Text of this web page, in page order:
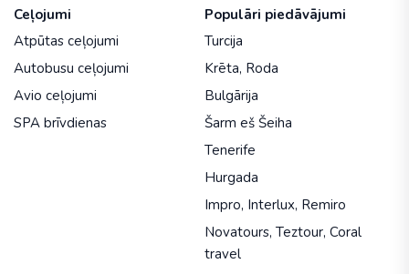
Ceļojumi
Atpūtas ceļojumi
Autobusu ceļojumi
Avio ceļojumi
SPA brīvdienas
Populāri piedāvājumi
Turcija
Krēta, Roda
Bulgārija
Šarm eš Šeiha
Tenerife
Hurgada
Impro, Interlux, Remiro
Novatours, Teztour, Coral
travel